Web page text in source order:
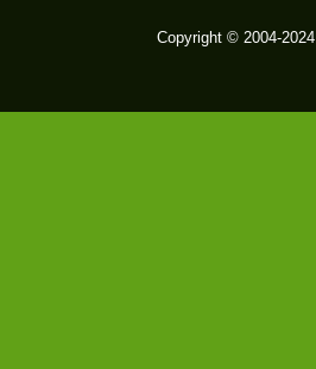
Copyright © 2004-2024